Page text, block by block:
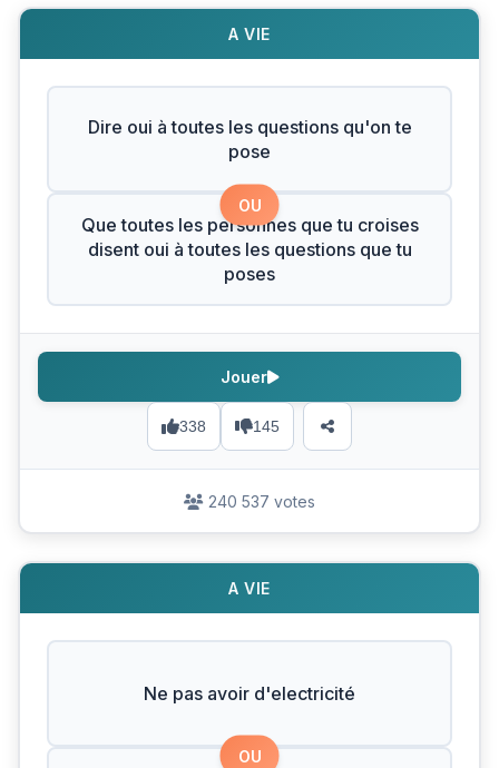
A VIE
Dire oui à toutes les questions qu'on te
pose
OU
Que toutes les personnes que tu croises
disent oui à toutes les questions que tu
poses
338 145
Jouer
240 537 votes
A VIE
Ne pas avoir d'electricité
OU